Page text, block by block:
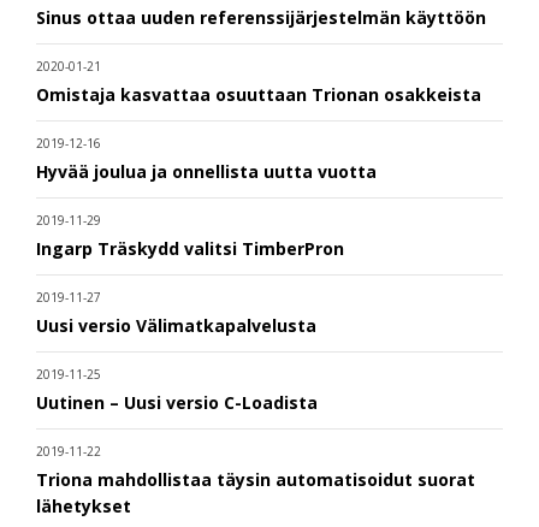
Sinus ottaa uuden referenssijärjestelmän käyttöön
2020-01-21
Omistaja kasvattaa osuuttaan Trionan osakkeista
2019-12-16
Hyvää joulua ja onnellista uutta vuotta
2019-11-29
Ingarp Träskydd valitsi TimberPron
2019-11-27
Uusi versio Välimatkapalvelusta
2019-11-25
Uutinen – Uusi versio C-Loadista
2019-11-22
Triona mahdollistaa täysin automatisoidut suorat
lähetykset